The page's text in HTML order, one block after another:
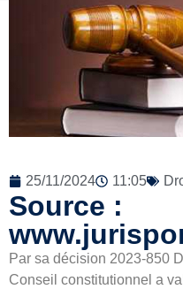
25/11/2024 11:05
Source :
Par sa décision 2023-850
Conseil constitutionnel a